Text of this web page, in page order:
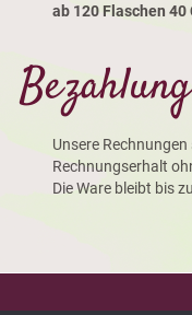
ab 120 Flaschen 40
Bezahlung
Unsere
Rechnungserhalt
Die Ware bleibt bis